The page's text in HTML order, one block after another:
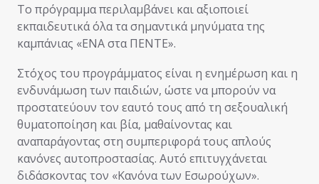
Το πρόγραμμα περιλαμβάνει και αξιοποιεί
εκπαιδευτικά όλα τα σημαντικά μηνύματα της
καμπάνιας «ΕΝΑ στα ΠΕΝΤΕ».
Στόχος του προγράμματος είναι η ενημέρωση και η
ενδυνάμωση των παιδιών, ώστε να μπορούν να
προστατεύουν τον εαυτό τους από τη σεξουαλική
θυματοποίηση και βία, μαθαίνοντας και
αναπαράγοντας στη συμπεριφορά τους απλούς
κανόνες αυτοπροστασίας. Αυτό επιτυγχάνεται
διδάσκοντας τον «Κανόνα των Εσωρούχων».